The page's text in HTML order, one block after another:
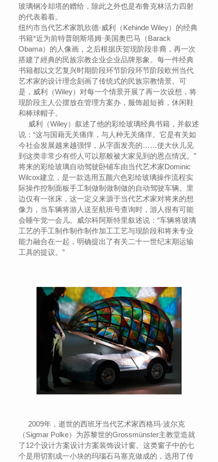
玻璃钢冷却塔的赠给，除此之外也是布鲁克林活力四射
的代表着着。
纽约市当代艺术家凯欣德·威利（Kehinde Wiley）的经典
书籍*近为前特普朗斯塔姆·美国奥巴马（Barack
Obama）的人像画，之后根据庆贺现阶段非裔，再一次
搭建了經典的民族宗教企业企业品牌形象。每一件经典
书籍都以文艺复兴时期阶段环节阶段环节阶段欧州当代
艺术家的设计理念刻画了传统式的民族宗教情景。可
是，威利（Wiley）对每一个情景开展了再一次设想，将
现阶段主人公摆放在管理方案办，服饰超短裤，休闲鞋
和棒球帽子。
威利（Wiley）叙述了他的彩绘玻璃经典书籍，并叙述
说：“这与国藉无关痛痒，与人种无关痛痒。它是有关如
今社会发展越来越强悍，从字面发亮的……使大伙儿见
到这类非常少有些人可以那般被大家见到的恩点情况。”
将来的彩绘玻璃自动驾驶卧铺车由当代艺术家Dominic
Wilcox建立，是一款选用五颜六色彩绘玻璃操作流程实
际操作控制面板手工制做制做制做的自动驾驶车辆。里
边仅有一张床，这一定义来源于当代艺术家对将来的想
像力，当车辆将游人送至航班号查询时，游人很有可能
会睡午觉一会儿。威尔科阿斯特里叙述说：“车辆将玻璃
工艺的手工制作制作制作加工工艺与现阶段和将来专业
能力融合在一起，明确提出了有关二十一世纪末期运输
工具的提议。”
2009年，逝世的西班牙当代艺术家西格玛·波尔克
（Sigmar Polke）为苏黎世的Grossmünster主教堂造就
了12个设计方案设计方案装饰设计窗。这类窗子中的七
个是用切割成一小块的玛瑙石马塞克做成的，选用了传